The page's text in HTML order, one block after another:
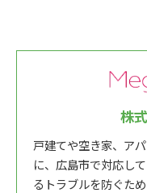
株
戸建てや空き家、ア
に、広島市で対応し
るトラブルを防ぐた